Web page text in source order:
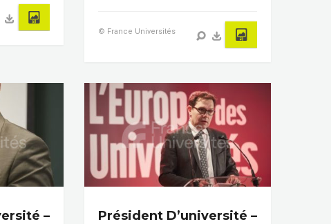
© France Universités
–
Président D’université –